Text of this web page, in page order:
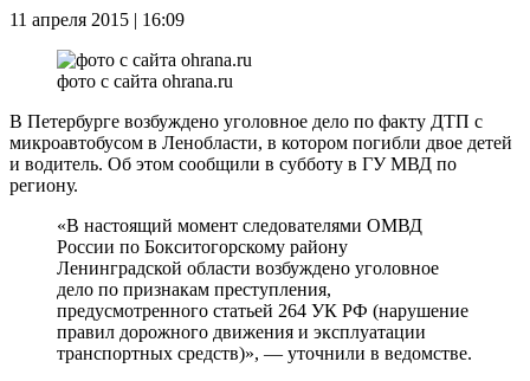
11 апреля 2015 | 16:09
фото с сайта ohrana.ru
В Петербурге возбуждено уголовное дело по факту ДТП с
микроавтобусом в Ленобласти, в котором погибли двое детей
и водитель. Об этом сообщили в субботу в ГУ МВД по
региону.
«В настоящий момент следователями ОМВД
России по Бокситогорскому району
Ленинградской области возбуждено уголовное
дело по признакам преступления,
предусмотренного статьей 264 УК РФ (нарушение
правил дорожного движения и эксплуатации
транспортных средств)», — уточнили в ведомстве.